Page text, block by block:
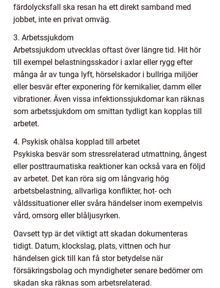
färdolycksfall ska resan ha ett direkt samband med
jobbet, inte en privat omväg.
3. Arbetssjukdom
Arbetssjukdom utvecklas oftast över längre tid. Hit hör
till exempel belastningsskador i axlar eller rygg efter
många år av tunga lyft, hörselskador i bullriga miljöer
eller besvär efter exponering för kemikalier, damm eller
vibrationer. Även vissa infektionssjukdomar kan räknas
som arbetssjukdom om smittan tydligt kan kopplas till
arbetet.
4. Psykisk ohälsa kopplad till arbetet
Psykiska besvär som stressrelaterad utmattning, ångest
eller posttraumatiska reaktioner kan också vara en följd
av arbetet. Det kan röra sig om långvarig hög
arbetsbelastning, allvarliga konflikter, hot- och
våldssituationer eller svåra händelser inom exempelvis
vård, omsorg eller blåljusyrken.
Oavsett typ är det viktigt att skadan dokumenteras
tidigt. Datum, klockslag, plats, vittnen och hur
händelsen gick till kan få stor betydelse när
försäkringsbolag och myndigheter senare bedömer om
skadan ska räknas som arbetsrelaterad.